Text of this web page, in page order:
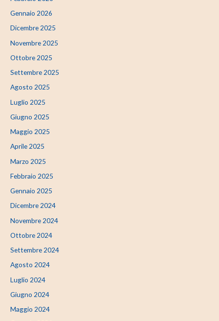
Gennaio 2026
Dicembre 2025
Novembre 2025
Ottobre 2025
Settembre 2025
Agosto 2025
Luglio 2025
Giugno 2025
Maggio 2025
Aprile 2025
Marzo 2025
Febbraio 2025
Gennaio 2025
Dicembre 2024
Novembre 2024
Ottobre 2024
Settembre 2024
Agosto 2024
Luglio 2024
Giugno 2024
Maggio 2024